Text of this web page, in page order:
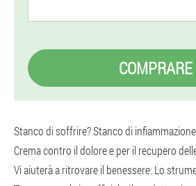
COMPRARE
Stanco di soffrire? Stanco di
Crema contro il dolore e per il recupero
Vi aiuterà a ritrovare il benessere. Lo